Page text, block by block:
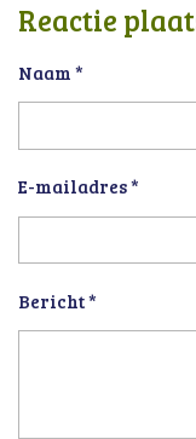
Reactie
Naam *
E-mailadres *
Bericht *